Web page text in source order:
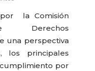
la Comisión
Derechos
una perspectiva
los principales
por